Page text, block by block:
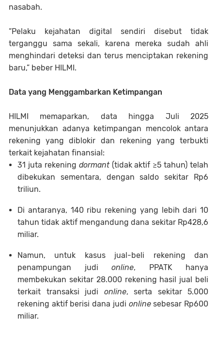
nasabah.
“Pelaku kejahatan digital sendiri disebut tidak
terganggu sama sekali, karena mereka sudah ahli
menghindari deteksi dan terus menciptakan rekening
baru,” beber HILMI.
Data yang Menggambarkan Ketimpangan
HILMI memaparkan, data hingga Juli 2025
menunjukkan adanya ketimpangan mencolok antara
rekening yang diblokir dan rekening yang terbukti
terkait kejahatan finansial:
31 juta rekening dormant(tidak aktif ≥5 tahun) telah
dibekukan sementara, dengan saldo sekitar Rp6
triliun.
Di antaranya, 140 ribu rekening yang lebih dari 10
tahun tidak aktif mengandung dana sekitar Rp428,6
miliar.
Namun, untuk kasus jual-beli rekening dan
penampungan judi online, PPATK hanya
membekukan sekitar 28.000 rekening hasil jual beli
terkait transaksi judi online, serta sekitar 5.000
rekening aktif berisi dana judi onlinesebesar Rp600
miliar.